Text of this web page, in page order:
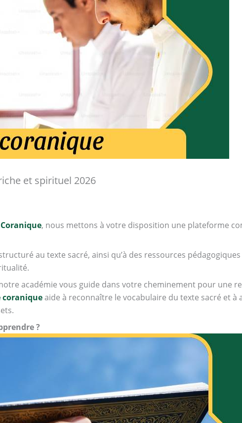
et spirituel 2026
, nous mettons à votre disposition une plateforme
au texte sacré, ainsi qu’à des ressources
académie vous guide dans votre cheminement pour une
coraniqueaide à reconnaître le vocabulaire du texte sacré et à
?